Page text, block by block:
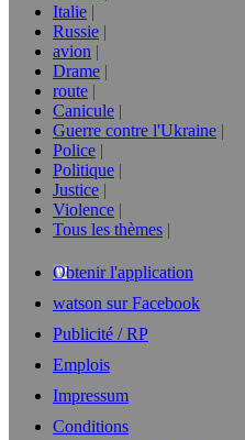
Italie
Russie
avion
Drame
route
Canicule
Guerre contre l'Ukraine
Police
Politique
Justice
Violence
Tous les thèmes
Obtenir l'application
watson sur Facebook
Publicité / RP
Emplois
Impressum
Conditions